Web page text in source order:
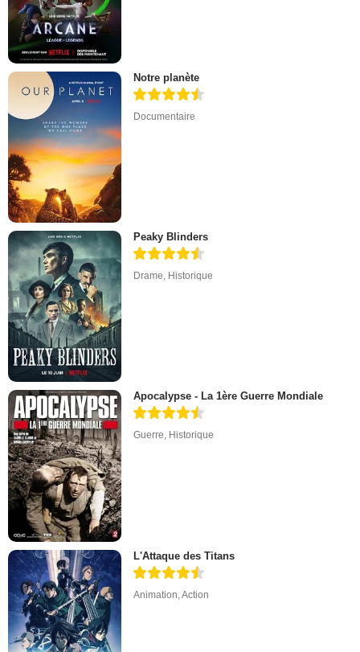
Notre planète
Documentaire
Peaky Blinders
Drame, Historique
Apocalypse - La 1ère Guerre Mondiale
Guerre, Historique
L'Attaque des Titans
Animation ,Action